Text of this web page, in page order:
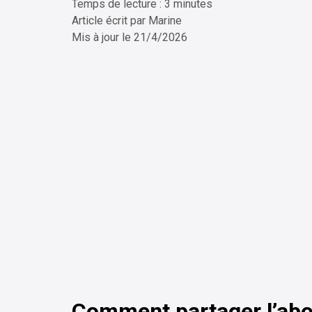
Temps de lecture : 3 minutes
Article écrit par Marine
Mis à jour le 21/4/2026